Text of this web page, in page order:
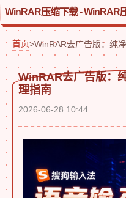
WinRAR压缩下载 - WinRAR
首页>WinRAR去广告版：纯
WinRAR去广告版：
理指南
2026-06-28 10:44